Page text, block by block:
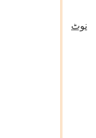
نوٹ